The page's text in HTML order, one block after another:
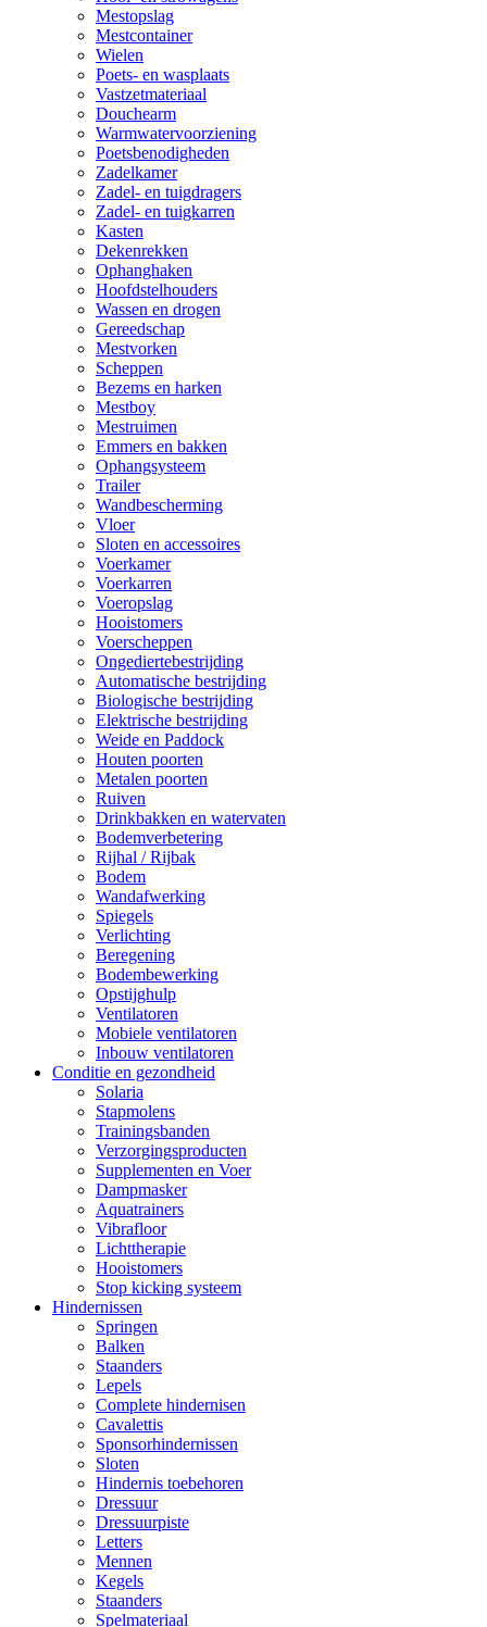
Mestopslag
Mestcontainer
Wielen
Poets- en wasplaats
Vastzetmateriaal
Douchearm
Warmwatervoorziening
Poetsbenodigheden
Zadelkamer
Zadel- en tuigdragers
Zadel- en tuigkarren
Kasten
Dekenrekken
Ophanghaken
Hoofdstelhouders
Wassen en drogen
Gereedschap
Mestvorken
Scheppen
Bezems en harken
Mestboy
Mestruimen
Emmers en bakken
Ophangsysteem
Trailer
Wandbescherming
Vloer
Sloten en accessoires
Voerkamer
Voerkarren
Voeropslag
Hooistomers
Voerscheppen
Ongediertebestrijding
Automatische bestrijding
Biologische bestrijding
Elektrische bestrijding
Weide en Paddock
Houten poorten
Metalen poorten
Ruiven
Drinkbakken en watervaten
Bodemverbetering
Rijhal / Rijbak
Bodem
Wandafwerking
Spiegels
Verlichting
Beregening
Bodembewerking
Opstijghulp
Ventilatoren
Mobiele ventilatoren
Inbouw ventilatoren
Conditie en gezondheid
Solaria
Stapmolens
Trainingsbanden
Verzorgingsproducten
Supplementen en Voer
Dampmasker
Aquatrainers
Vibrafloor
Lichttherapie
Hooistomers
Stop kicking systeem
Hindernissen
Springen
Balken
Staanders
Lepels
Complete hindernisen
Cavalettis
Sponsorhindernissen
Sloten
Hindernis toebehoren
Dressuur
Dressuurpiste
Letters
Mennen
Kegels
Staanders
Spelmateriaal